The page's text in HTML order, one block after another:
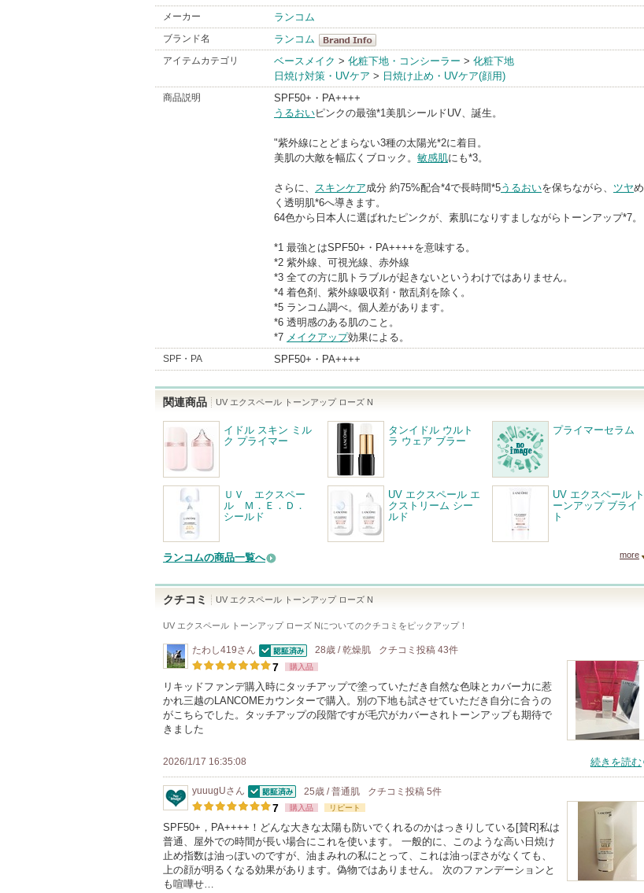
メーカー ランコム
ブランド名
ランコム
ランコム
BrandInfo
アイテムカテゴリ ベースメイク > 化粧下地・コンシーラー > 化粧下地
日焼け対策・UVケア > 日焼け止め・UVケア(顔用)
商品説明
SPF50+・PA++++
うるおいピンクの最強*1美肌シールドUV、誕生。
"紫外線にとどまらない3種の太陽光*2に着目。
美肌の大敵を幅広くブロック。 敏感肌にも*3。
さらに、 スキンケア成分 約75%配合*4で長時間*5うるおいを保ちながら、 ツヤめ
く透明肌*6へ導きます。
64色から日本人に選ばれたピンクが、素肌になりすましながらトーンアップ*7。
*1 最強とはSPF50+・PA++++を意味する。
*2 紫外線、可視光線、赤外線
*3 全ての方に肌トラブルが起きないというわけではありません。
*4 着色剤、紫外線吸収剤・散乱剤を除く。
*5 ランコム調べ。個人差があります。
*6 透明感のある肌のこと。
*7 メイクアップ効果による。
SPF・PA SPF50+・PA++++
関連商品 UV エクスペール トーンアップ ローズ N
イドル スキン ミル
ク プライマー
タンイドル ウルト
ラ ウェア ブラー
プライマーセラム
ＵＶ エクスペー
ル Ｍ．Ｅ．Ｄ．
シールド
UV エクスペール エ
クストリーム シー
ルド
UV エクスペール ト
ーンアップ ブライ
ト
ランコムの商品一覧へ more
クチコミ UV エクスペール トーンアップ ローズ N
UV エクスペール トーンアップ ローズ Nについてのクチコミをピックアップ！
たわし419さん
認証済
28歳 / 乾燥肌 クチコミ投稿 43件
7 購入品
リキッドファンデ購入時にタッチアップで塗っていただき自然な色味とカバー力に惹
かれ三越のLANCOMEカウンターで購入。別の下地も試させていただき自分に合うの
がこちらでした。タッチアップの段階ですが毛穴がカバーされトーンアップも期待で
きました
2026/1/17 16:35:08 続きを読む
yuuugUさん
認証済
25歳 / 普通肌 クチコミ投稿 5件
7 購入品 リピート
SPF50+，PA++++！どんな大きな太陽も防いでくれるのかはっきりしている[賛R]私は
普通、屋外での時間が長い場合にこれを使います。 一般的に、このような高い日焼け
止め指数は油っぽいのですが、油まみれの私にとって、これは油っぽさがなくても、
上の顔が明るくなる効果があります。偽物ではありません。 次のファンデーションと
も喧嘩せ…